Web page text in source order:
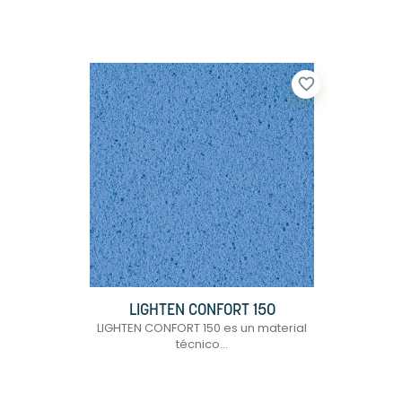
LIGHTEN CONFORT 150
LIGHTEN CONFORT 150 es un material
técnico...
favorite_border